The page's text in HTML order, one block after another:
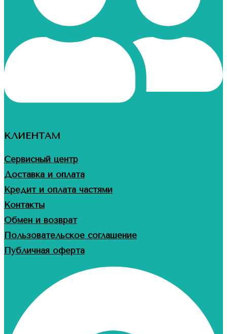
КЛИЕНТАМ
Сервисный центр
Доставка и оплата
Кредит и оплата частями
Контакты
Обмен и возврат
Пользовательское соглашение
Публичная оферта